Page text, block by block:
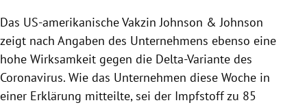
Das US-amerikanische Vakzin Johnson & Johnson
zeigt nach Angaben des Unternehmens ebenso eine
hohe Wirksamkeit gegen die Delta-Variante des
Coronavirus. Wie das Unternehmen diese Woche in
einer Erklärung mitteilte, sei der Impfstoff zu 85